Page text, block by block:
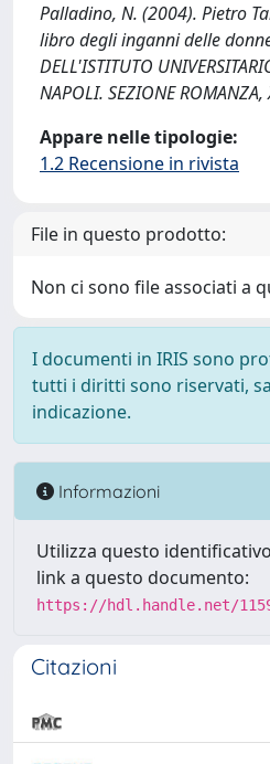
Palladino, N. (2004). Pietro
libro degli inganni delle
DELL'ISTITUTO
NAPOLI. SEZIONE
Appare nelle tipologie:
1.2 Recensione in rivista
File in questo prodotto:
Non ci sono file associati a
I documenti in IRIS sono
tutti i diritti sono riservati,
indicazione.
Informazioni
Utilizza questo
link a questo documento:
https://hdl.handle.net/
Citazioni